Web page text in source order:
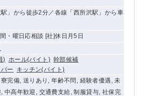
」から徒歩2分／各線「西所沢駅」から車
・曜日応相談 [社]休日月5日
) ホール(バイト) 幹部候補
ー
キッチン(バイト)
完備, 送りあり, 年齢不問, 経験者優遇, 未
中高年歓迎, 交通費支給, 制服貸与, 社保完
新宿
葛西
学芸大学
口） 小作・羽村・福生エリア
吉祥寺（北口／東口）